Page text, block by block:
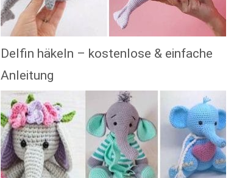
Delfin häkeln – kostenlose & einfache
Anleitung